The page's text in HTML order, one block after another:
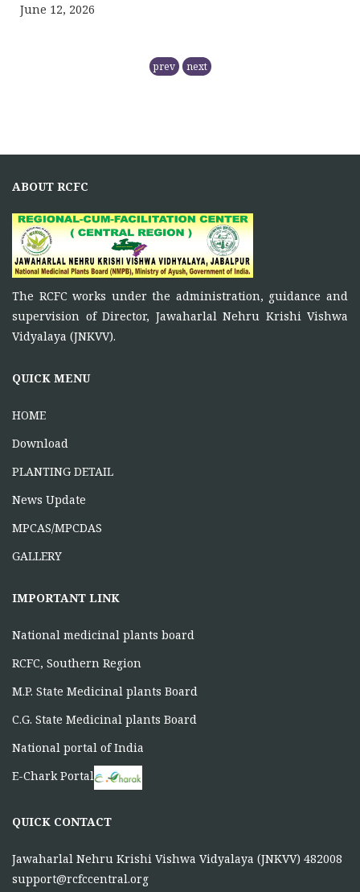
COMPRISING
November 5, 2025
Principal Investigator of RCFC has overall control over
the
FUNCTIONS OF RCFC
November 5, 2025
To function as a platform for bringing together the
ONE DAY TRAINING AT KORBA CG
prev next
ABOUT RCFC
The RCFC works under the administration, guidance and
supervision of Director, Jawaharlal Nehru Krishi Vishwa
Vidyalaya (JNKVV).
QUICK MENU
HOME
Download
PLANTING DETAIL
News Update
MPCAS/MPCDAS
GALLERY
IMPORTANT LINK
National medicinal plants board
RCFC, Southern Region
M.P. State Medicinal plants Board
C.G. State Medicinal plants Board
National portal of India
E-Chark Portal
QUICK CONTACT
Jawaharlal Nehru Krishi Vishwa Vidyalaya (JNKVV) 482008
support@rcfccentral.org